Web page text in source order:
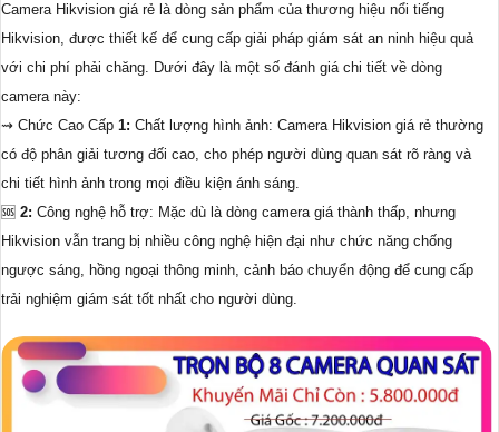
Camera Hikvision giá rẻ là dòng sản phẩm của thương hiệu nổi tiếng
Hikvision, được thiết kế để cung cấp giải pháp giám sát an ninh hiệu quả
với chi phí phải chăng. Dưới đây là một số đánh giá chi tiết về dòng
camera này:
⇝ Chức Cao Cấp 1: Chất lượng hình ảnh: Camera Hikvision giá rẻ thường
có độ phân giải tương đối cao, cho phép người dùng quan sát rõ ràng và
chi tiết hình ảnh trong mọi điều kiện ánh sáng.
🆘 2: Công nghệ hỗ trợ: Mặc dù là dòng camera giá thành thấp, nhưng
Hikvision vẫn trang bị nhiều công nghệ hiện đại như chức năng chống
ngược sáng, hồng ngoại thông minh, cảnh báo chuyển động để cung cấp
trải nghiệm giám sát tốt nhất cho người dùng.